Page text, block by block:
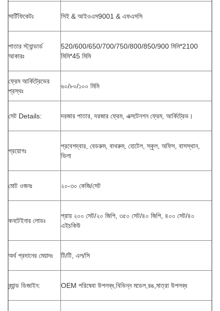
সার্টিফিকেটঃ সিই & আইওএস9001 & এফএসসি
পাতার স্ট্যান্ডার্ড
আকারঃ
520/600/650/700/750/800/850/900 মিমি*2100
মিমি*45 মিমি
ফ্রেম আর্কিট্রেভের
প্রস্থঃ
৬০/৮০/১০০ মিমি
সেট Details: দরজার পাতার, দরজার ফ্রেম, এক্সটেনশন ফ্রেম, আর্কিট্রেভ।
প্রয়োগঃ
প্রবেশদ্বার, বেডরুম, বাথরুম, হোটেল, স্কুল, অফিস, বাসস্থান,
ভিলা
মোট ওজনঃ ২০-৩০ কেজি/সেট
কনটেইনার লোডঃ
প্রায় ২০০ সেট/২০ জিপি, ৩৫০ সেট/৪০ জিপি, ৪০০ সেট/৪০
এইচকিউ
অর্থ প্রদানের মেয়াদঃ টি/টি, এল/সি
ব্র্যান্ড ডিজাইন: OEM পরিষেবা উপলব্ধ,বিভিন্ন মডেল,রঙ,মাত্রা উপলব্ধ